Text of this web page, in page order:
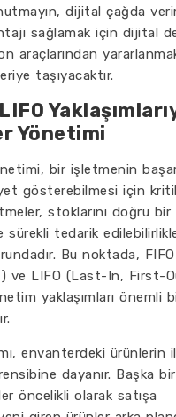
dijital çağda
sağlamak için dijital
araçlarından
taşıyacaktır.
Yönetimi
bir işletmenin
gösterebilmesi için
stoklarını doğru bir
sürekli tedarik
Bu noktada,
ve LIFO (Last-In, First-
yaklaşımları önemli
envanterdeki ürünlerin
dayanır. Başka
öncelikli olarak satışa